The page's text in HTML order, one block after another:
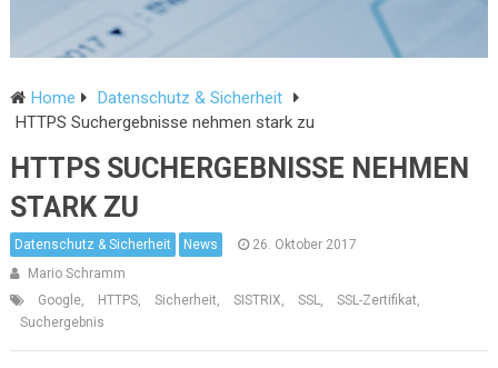
Home
Datenschutz & Sicherheit
HTTPS Suchergebnisse nehmen stark zu
HTTPS SUCHERGEBNISSE NEHMEN
STARK ZU
Datenschutz & Sicherheit News
26. Oktober 2017
Mario Schramm
Google, HTTPS, Sicherheit SISTRIX SSL SSL-Zertifikat
Suchergebnis